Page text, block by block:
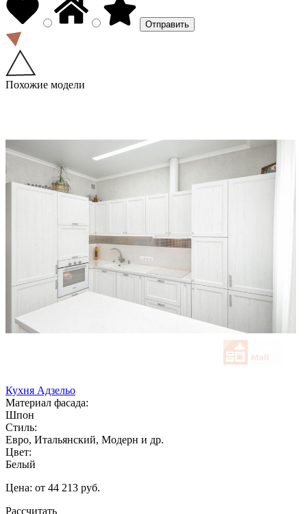
Похожие модели
Кухня Адзельо
Материал фасада:
Шпон
Стиль:
Евро, Итальянский, Модерн и др.
Цвет:
Белый
Цена: от 44 213 руб.
Рассчитать